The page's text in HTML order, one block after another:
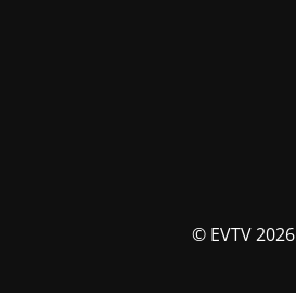
© EVTV 2026